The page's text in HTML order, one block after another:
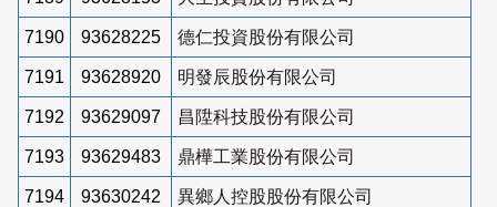
7190 93628225 德仁投資股份有限公司
7191 93628920 明發辰股份有限公司
7192 93629097 昌陞科技股份有限公司
7193 93629483 鼎樺工業股份有限公司
7194 93630242 異鄉人控股股份有限公司